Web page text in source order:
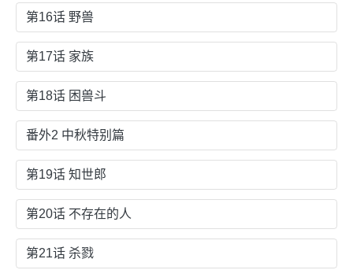
第16话 野兽
第17话 家族
第18话 困兽斗
番外2 中秋特别篇
第19话 知世郎
第20话 不存在的人
第21话 杀戮